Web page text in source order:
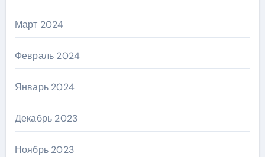
Март 2024
Февраль 2024
Январь 2024
Декабрь 2023
Ноябрь 2023